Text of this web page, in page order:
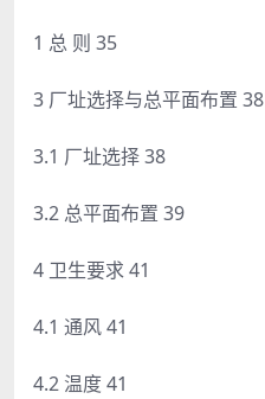
1 总 则 35
3 厂址选择与总平面布置 38
3.1 厂址选择 38
3.2 总平面布置 39
4 卫生要求 41
4.1 通风 41
4.2 温度 41